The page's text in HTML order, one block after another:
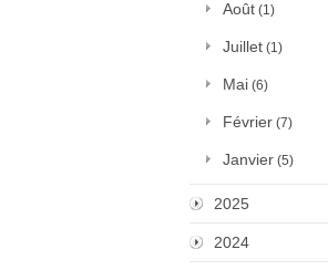
Août (1)
Juillet (1)
Mai (6)
Février (7)
Janvier (5)
2025
2024